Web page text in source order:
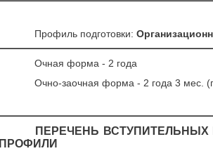
Профиль подготовки:
Очная форма - 2 года
Очно-заочная форма - 2 года 3 мес.
ПЕРЕЧЕНЬ
ПРОФИЛИ